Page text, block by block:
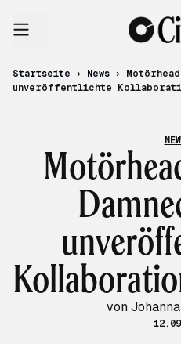
Startseite › News ›
unveröffentlichte
von